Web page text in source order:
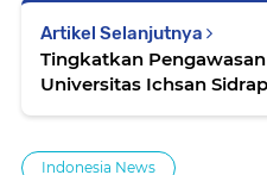
Artikel Selanjutnya
Tingkatkan
Universitas Ichsan
Indonesia News